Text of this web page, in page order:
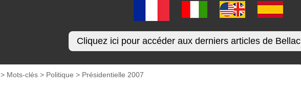
Cliquez ici pour accéder aux derniers articles de
> Mots-clés > Politique > Présidentielle 2007